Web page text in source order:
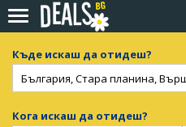
Къде искаш да отидеш?
Кога искаш да отидеш?